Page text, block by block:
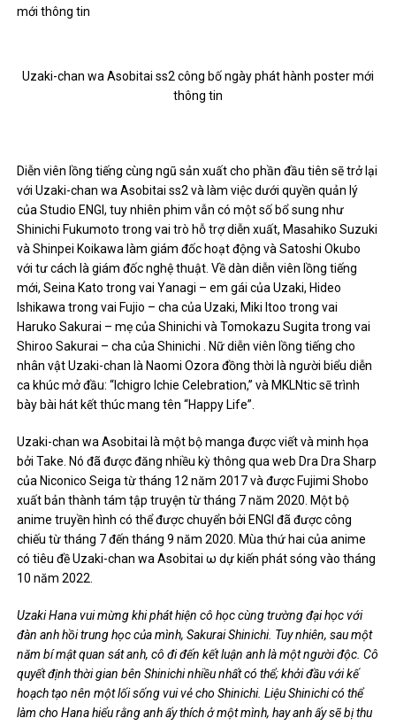
Uzaki-chan wa Asobitai ss2 công bố ngày phát hành poster mới
thông tin
Diễn viên lồng tiếng cùng ngũ sản xuất cho phần đầu tiên sẽ trở lại
với Uzaki-chan wa Asobitai ss2 và làm việc dưới quyền quản lý
của Studio ENGI, tuy nhiên phim vẫn có một số bổ sung như
Shinichi Fukumoto trong vai trò hỗ trợ diễn xuất, Masahiko Suzuki
và Shinpei Koikawa làm giám đốc hoạt động và Satoshi Okubo
với tư cách là giám đốc nghệ thuật. Về dàn diễn viên lồng tiếng
mới, Seina Kato trong vai Yanagi – em gái của Uzaki, Hideo
Ishikawa trong vai Fujio – cha của Uzaki, Miki Itoo trong vai
Haruko Sakurai – mẹ của Shinichi và Tomokazu Sugita trong vai
Shirоo Sakurai – cha của Shinichi . Nữ diễn viên lồng tiếng cho
nhân vật Uzaki-chan là Naomi Ozora đồng thời là người biểu diễn
ca khúc mở đầu: “Ichigro Ichie Celebration,” và MKLNtic sẽ trình
bày bài hát kết thúc mang tên “Happy Life”.
Uzaki-chan wa Asobitai là một bộ manga được viết và minh họa
bởi Take. Nó đã được đăng nhiều kỳ thông qua web Dra Dra Sharp
của Niconico Seiga từ tháng 12 năm 2017 và được Fujimi Shobo
xuất bản thành tám tập truyện từ tháng 7 năm 2020. Một bộ
anime truyền hình có thể được chuyển bởi ENGI đã được công
chiếu từ tháng 7 đến tháng 9 năm 2020. Mùa thứ hai của anime
có tiêu đề Uzaki-chan wa Asobitai ω dự kiến ​​phát sóng vào tháng
10 năm 2022.
Uzaki Hana vui mừng khi phát hiện cô học cùng trường đại học với
đàn anh hồi trung học của mình, Sakurai Shinichi. Tuy nhiên, sau một
năm bí mật quan sát anh, cô đi đến kết luận anh là một người độc. Cô
quyết định thời gian bên Shinichi nhiều nhất có thể; khởi đầu với kế
hoạch tạo nên một lối sống vui vẻ cho Shinichi. Liệu Shinichi có thể
làm cho Hana hiểu rằng anh ấy thích ở một mình, hay anh ấy sẽ bị thu